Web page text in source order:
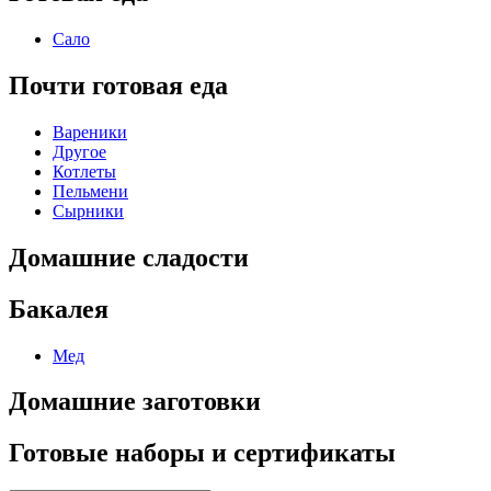
Сало
Почти готовая еда
Вареники
Другое
Котлеты
Пельмени
Сырники
Домашние сладости
Бакалея
Мед
Домашние заготовки
Готовые наборы и сертификаты